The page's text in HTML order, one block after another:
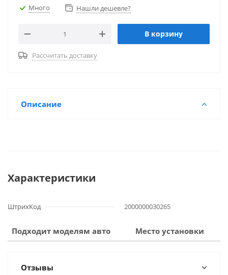
Много
Нашли дешевле?
В корзину
Рассчитать доставку
Описание
Характеристики
ШтрихКод 2000000030265
Подходит моделям авто Место установки
Отзывы